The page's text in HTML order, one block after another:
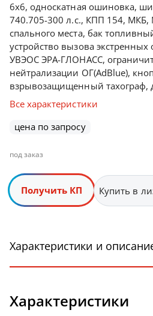
6х6, односкатная ошиновка,
740.705-300 л.с., КПП 154, МКБ,
спального места, бак
устройство вызова
УВЭОС ЭРА-ГЛОНАСС,
нейтрализации ОГ(AdBlue),
взрывозащищенный тахограф,
Все характеристики
цена по запросу
под заказ
Получить КП Купить в
Характеристики и
Характеристики